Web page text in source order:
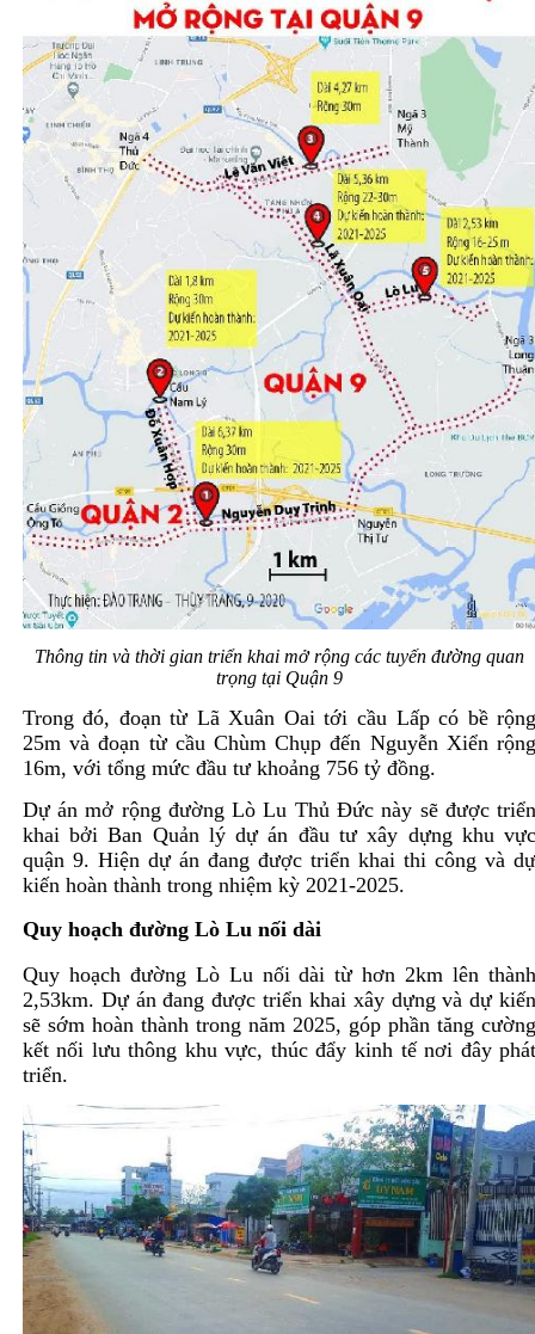
Thông tin và thời gian triển khai mở rộng các tuyến đường quan
trọng tại Quận 9
Trong đó, đoạn từ Lã Xuân Oai tới cầu Lấp có bề
25m và đoạn từ cầu Chùm Chụp đến Nguyễn Xiển
16m, với tổng mức đầu tư khoảng 756 tỷ đồng.
Dự án mở rộng đường Lò Lu Thủ Đức này sẽ được
khai bởi Ban Quản lý dự án đầu tư xây dựng khu
quận 9. Hiện dự án đang được triển khai thi công và
kiến hoàn thành trong nhiệm kỳ 2021-2025.
Quy hoạch đường Lò Lu nối dài
Quy hoạch đường Lò Lu nối dài từ hơn 2km lên
2,53km. Dự án đang được triển khai xây dựng và dự
sẽ sớm hoàn thành trong năm 2025, góp phần tăng
kết nối lưu thông khu vực, thúc đẩy kinh tế nơi đây
triển.